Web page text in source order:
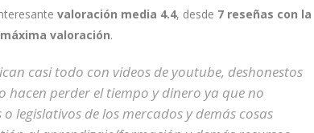
valoración media 4.4, desde 7 reseñas con la
valoración.
casi todo con videos de youtube, deshonestos
perder el tiempo y dinero ya que no
legislativos de los mercados y demás cosas